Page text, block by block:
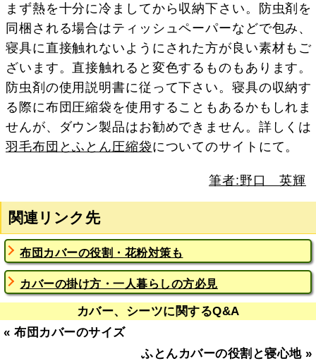
まず熱を十分に冷ましてから収納下さい。防虫剤を
同梱される場合はティッシュペーパーなどで包み、
寝具に直接触れないようにされた方が良い素材もご
ざいます。直接触れると変色するものもあります。
防虫剤の使用説明書に従って下さい。寝具の収納す
る際に布団圧縮袋を使用することもあるかもしれま
せんが、ダウン製品はお勧めできません。詳しくは
羽毛布団とふとん圧縮袋についてのサイトにて。
筆者:野口 英輝
関連リンク先
布団カバーの役割・花粉対策も
カバーの掛け方・一人暮らしの方必見
カバー、シーツに関するQ&A
«布団カバーのサイズ
ふとんカバーの役割と寝心地»